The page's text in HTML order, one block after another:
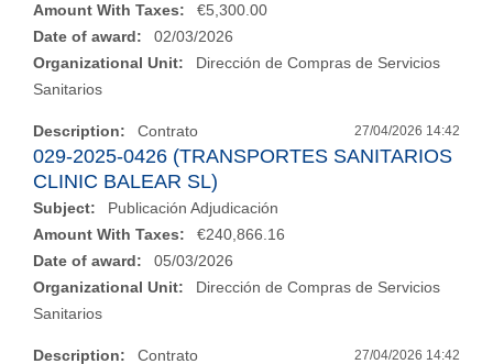
Amount With Taxes:
€5,300.00
Date of award:
02/03/2026
Organizational Unit:
Dirección de Compras de Servicios
Sanitarios
27/04/2026 14:42
029-2025-0426 (TRANSPORTES SANITARIOS
CLINIC BALEAR SL)
Description: Contrato
Subject:
Publicación Adjudicación
Amount With Taxes:
€240,866.16
Date of award:
05/03/2026
Organizational Unit:
Dirección de Compras de Servicios
Sanitarios
27/04/2026 14:42
Description: Contrato